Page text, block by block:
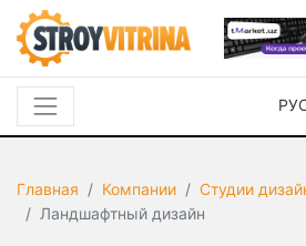
Главная Компании
Студии
Ландшафтный дизайн